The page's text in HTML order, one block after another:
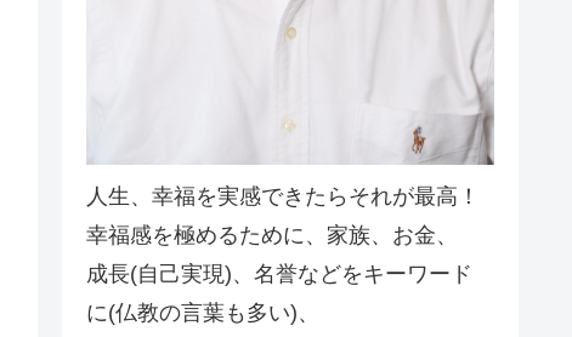
人生、幸福を実感できたらそれが最高！
幸福感を極めるために、家族、お金、
成長(自己実現)、名誉などをキーワード
に(仏教の言葉も多い)、